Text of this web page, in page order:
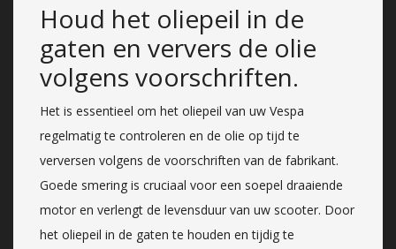
Houd het oliepeil in de
gaten en ververs de olie
volgens voorschriften.
Het is essentieel om het oliepeil van uw Vespa
regelmatig te controleren en de olie op tijd te
verversen volgens de voorschriften van de fabrikant.
Goede smering is cruciaal voor een soepel draaiende
motor en verlengt de levensduur van uw scooter. Door
het oliepeil in de gaten te houden en tijdig te